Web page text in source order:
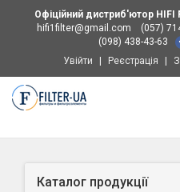
Офіційний дистриб'ютор HIFI
hifi1filter@gmail.com
(057)
(098) 438-43-63
Увійти
Реєстрація
Каталог продукції